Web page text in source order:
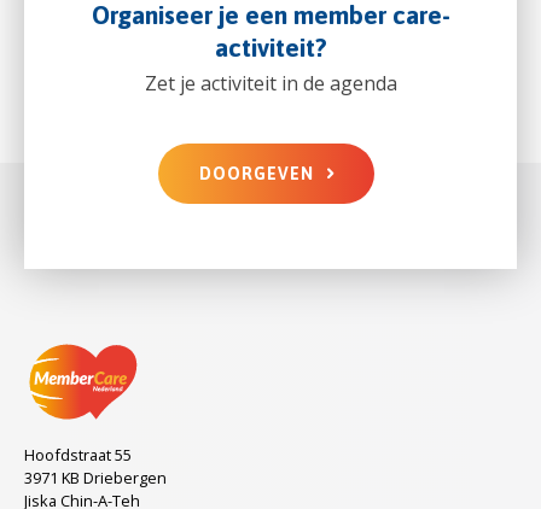
Organiseer je een member care-
activiteit?
Zet je activiteit in de agenda
DOORGEVEN
Hoofdstraat 55
3971 KB Driebergen
Jiska Chin-A-Teh